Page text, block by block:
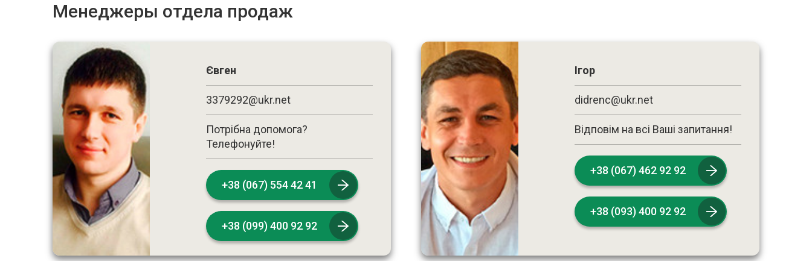
Менеджеры отдела продаж
Євген
3379292@ukr.net
Потрібна допомога?
Телефонуйте!
+38 (‎067) 554 42 41
+38 (099) 400 92 92
Ігор
didrenc@ukr.net
Відповім на всі Ваші запитання!
+38 (067) 462 92 92
+38 (093) 400 92 92